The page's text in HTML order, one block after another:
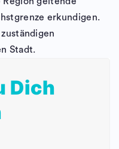
erkundigen.
Stadt.
Dich